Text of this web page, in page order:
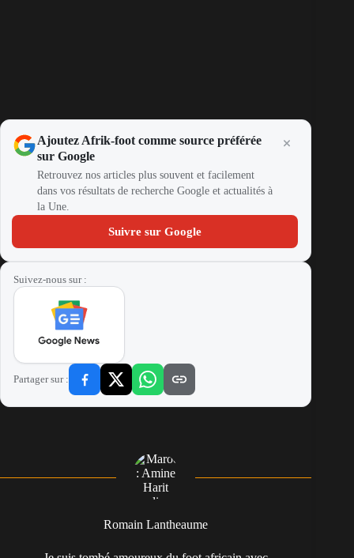
Ajoutez Afrik-foot comme source préférée
sur Google
Retrouvez nos articles plus souvent et facilement
dans vos résultats de recherche Google et actualités à
la Une.
Suivre sur Google
Suivez-nous sur :
Partager sur :
Romain Lantheaume